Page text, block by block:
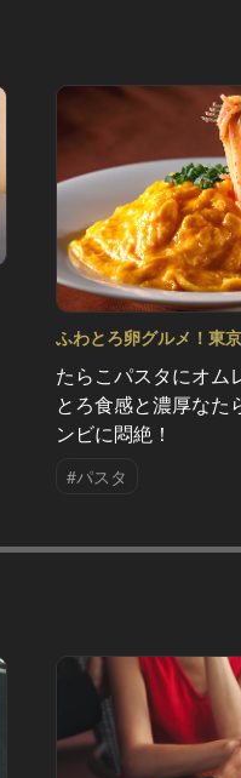
ふわとろ卵グルメ！東
たらこパスタにオム
とろ食感と濃厚なた
ンビに悶絶！
#パスタ